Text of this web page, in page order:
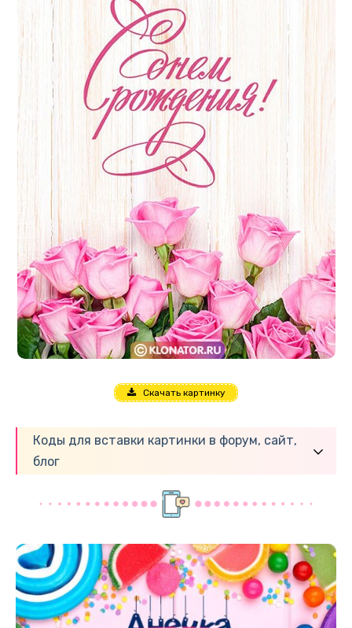
Скачать картинку
Коды для вставки картинки в форум, сайт,
блог